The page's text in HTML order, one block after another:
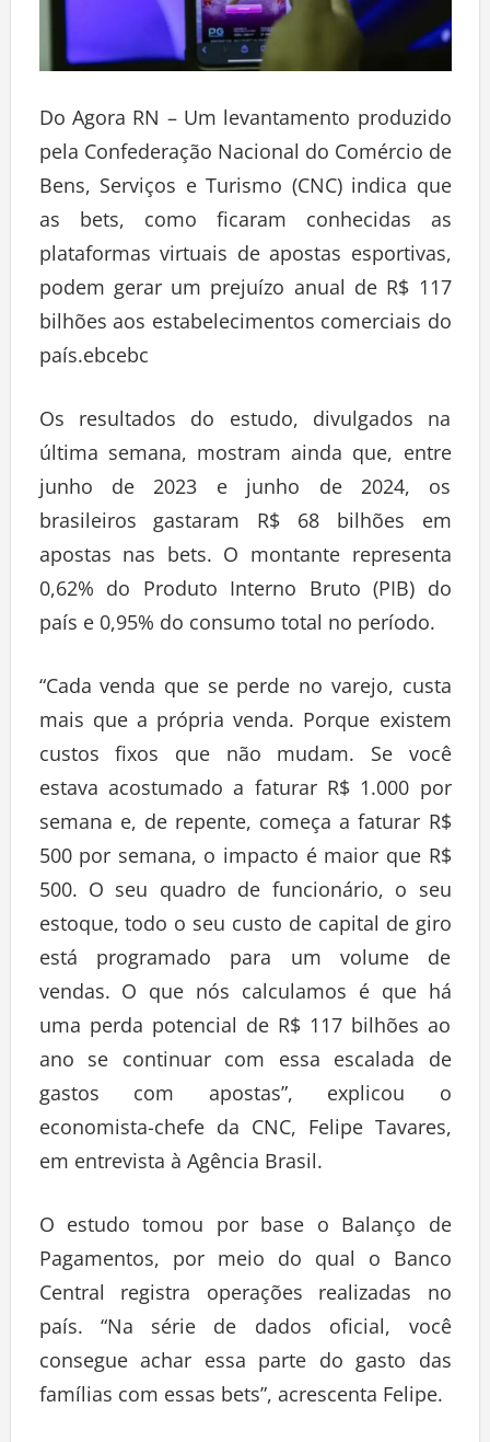
Do Agora RN – Um levantamento produzido
pela Confederação Nacional do Comércio de
Bens, Serviços e Turismo (CNC) indica que
as bets, como ficaram conhecidas as
plataformas virtuais de apostas esportivas,
podem gerar um prejuízo anual de R$ 117
bilhões aos estabelecimentos comerciais do
país.ebcebc
Os resultados do estudo, divulgados na
última semana, mostram ainda que, entre
junho de 2023 e junho de 2024, os
brasileiros gastaram R$ 68 bilhões em
apostas nas bets. O montante representa
0,62% do Produto Interno Bruto (PIB) do
país e 0,95% do consumo total no período.
“Cada venda que se perde no varejo, custa
mais que a própria venda. Porque existem
custos fixos que não mudam. Se você
estava acostumado a faturar R$ 1.000 por
semana e, de repente, começa a faturar R$
500 por semana, o impacto é maior que R$
500. O seu quadro de funcionário, o seu
estoque, todo o seu custo de capital de giro
está programado para um volume de
vendas. O que nós calculamos é que há
uma perda potencial de R$ 117 bilhões ao
ano se continuar com essa escalada de
gastos com apostas”, explicou o
economista-chefe da CNC, Felipe Tavares,
em entrevista à Agência Brasil.
O estudo tomou por base o Balanço de
Pagamentos, por meio do qual o Banco
Central registra operações realizadas no
país. “Na série de dados oficial, você
consegue achar essa parte do gasto das
famílias com essas bets”, acrescenta Felipe.